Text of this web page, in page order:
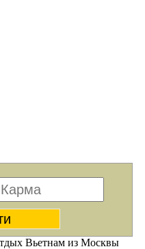
Вьетнам из Москвы